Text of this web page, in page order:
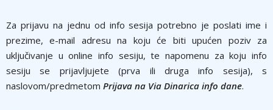
Za prijavu na jednu od info sesija potrebno je poslati ime i
prezime, e-mail adresu na koju će biti upućen poziv za
uključivanje u online info sesiju, te napomenu za koju info
sesiju se prijavljujete (prva ili druga info sesija), s
naslovom/predmetom Prijava na Via Dinarica info dane.